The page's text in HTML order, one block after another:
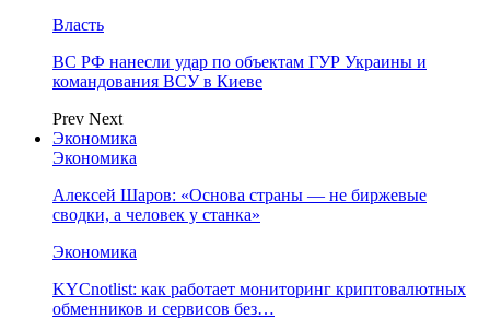
Власть
ВС РФ нанесли удар по объектам ГУР Украины и
командования ВСУ в Киеве
Prev Next
Экономика
Экономика
Алексей Шаров: «Основа страны — не биржевые
сводки, а человек у станка»
Экономика
KYCnotlist: как работает мониторинг криптовалютных
обменников и сервисов без…